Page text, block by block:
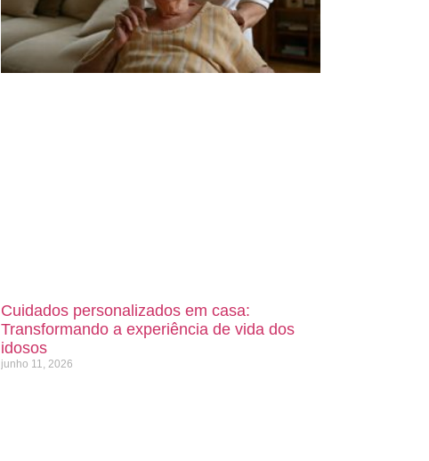
Cuidados personalizados em casa:
Transformando a experiência de vida dos
idosos
junho 11, 2026